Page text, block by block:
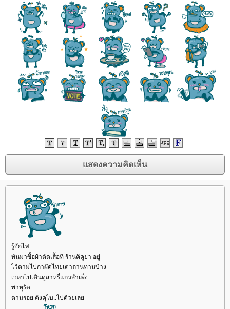
รู้จักไฟ
ทันมาซื้อผ้าตัดเสื้อที่ ร้านคิคูย่า อยู่
ไว้ตามไปกาผัดไทยเตาถ่านทานบ้าง
เวลาไปเดินดูสาหรี่แถวสำเพ็ง
พาหุรัด..
ตามรอย คังคุไบ..ไปด้วยเล